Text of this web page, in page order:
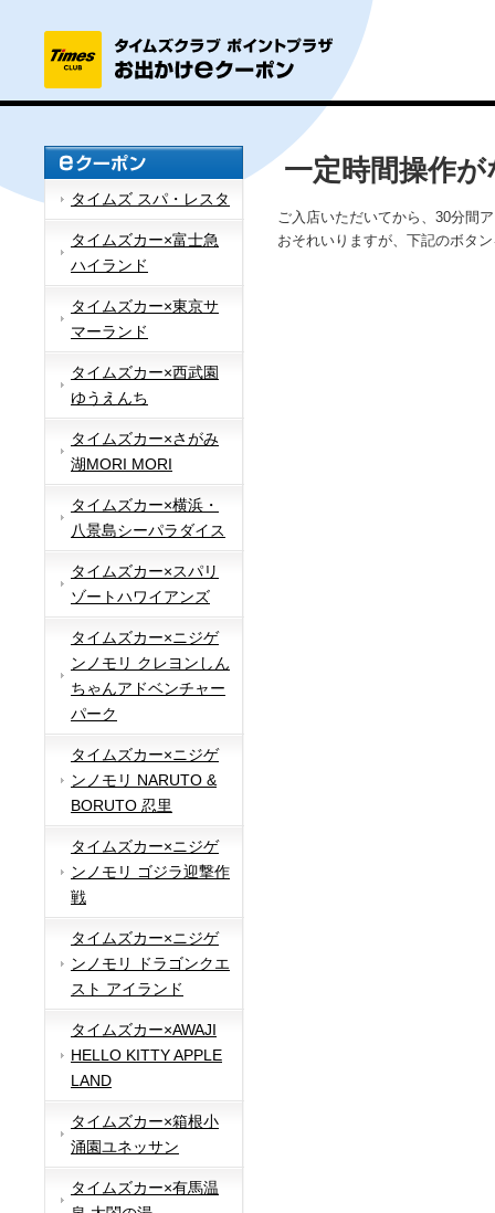
タイムズ スパ・レスタ
タイムズカー×富士急
ハイランド
タイムズカー×東京サ
マーランド
タイムズカー×西武園
ゆうえんち
タイムズカー×さがみ
湖MORI MORI
タイムズカー×横浜・
八景島シーパラダイス
タイムズカー×スパリ
ゾートハワイアンズ
タイムズカー×ニジゲ
ンノモリ クレヨンしん
ちゃんアドベンチャー
パーク
タイムズカー×ニジゲ
ンノモリ NARUTO &
BORUTO 忍里
タイムズカー×ニジゲ
ンノモリ ゴジラ迎撃作
戦
タイムズカー×ニジゲ
ンノモリ ドラゴンクエ
スト アイランド
タイムズカー×AWAJI
HELLO KITTY APPLE
LAND
タイムズカー×箱根小
涌園ユネッサン
タイムズカー×有馬温
一定時間操作
ご入店いただいてから、30分間
おそれいりますが、下記のボタ